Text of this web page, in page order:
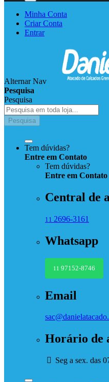
Minha Conta
Criar Conta
Entrar
Alternar Nav
Pesquisa
Pesquisa
Pesquisa
Tem dúvidas?
Entre em Contato
Tem dúvidas?
Entre em Contato
Central de
11 2696-3161
Whatsapp
11 97152-8746
Email
Horário de
Seg a sex. das